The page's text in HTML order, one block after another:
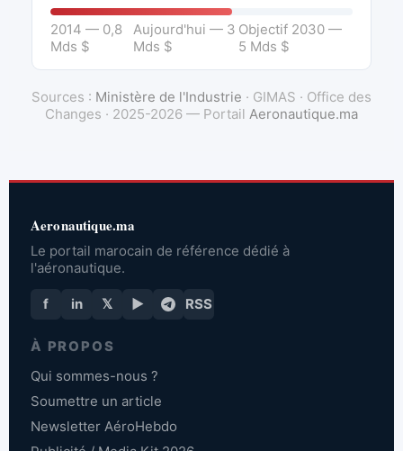
2014 — 0,8
Mds $
Aujourd'hui — 3
Mds $
Objectif 2030 —
5 Mds $
Sources : Ministère de l'Industrie · GIMAS · Office des
Changes · 2025-2026 — Portail Aeronautique.ma
Aeronautique.ma
Le portail marocain de référence dédié à
l'aéronautique.
f in 𝕏 ▶ RSS
À PROPOS
Qui sommes-nous ?
Soumettre un article
Newsletter AéroHebdo